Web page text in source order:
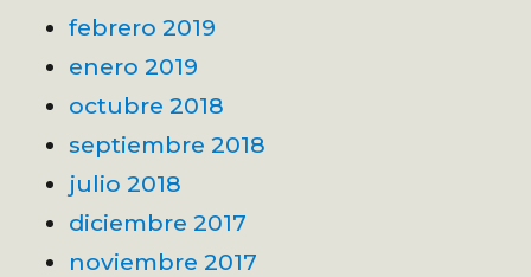
febrero 2019
enero 2019
octubre 2018
septiembre 2018
julio 2018
diciembre 2017
noviembre 2017